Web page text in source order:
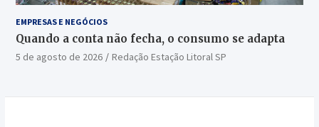
EMPRESAS E NEGÓCIOS
Quando a conta não fecha, o consumo se adapta
5 de agosto de 2026 Redação Estação Litoral SP